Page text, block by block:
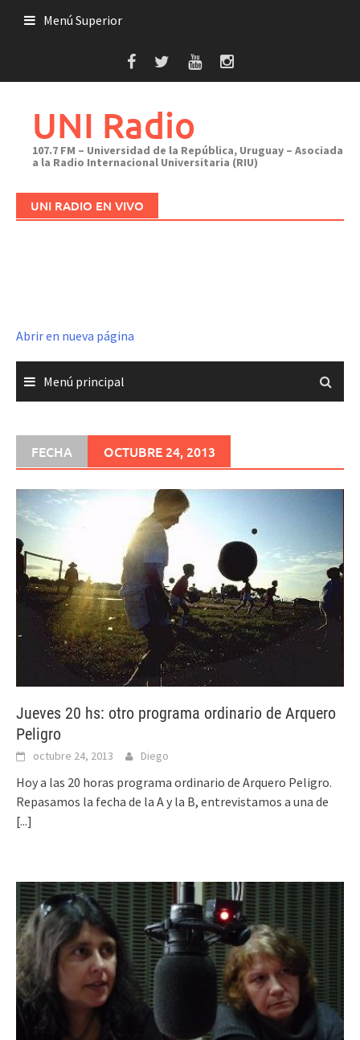
Menú Superior
UNI Radio
107.7 FM – Universidad de la República, Uruguay – Asociada
a la Radio Internacional Universitaria (RIU)
UNI RADIO EN VIVO
Abrir en nueva página
Menú principal
FECHA OCTUBRE 24, 2013
Jueves 20 hs: otro programa ordinario de Arquero
Peligro
octubre 24, 2013 Diego
Hoy a las 20 horas programa ordinario de Arquero Peligro.
Repasamos la fecha de la A y la B, entrevistamos a una de
[...]